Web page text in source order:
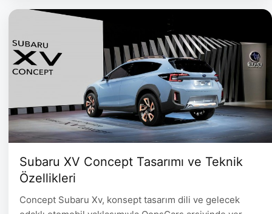
Subaru XV Concept Tasarımı ve Teknik
Özellikleri
Concept Subaru Xv, konsept tasarım dili ve gelecek